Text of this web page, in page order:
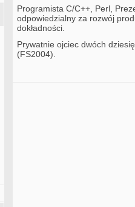
Programista C/C++, Perl,
odpowiedzialny za rozwój
dokładności.
Prywatnie ojciec dwóch
(FS2004).